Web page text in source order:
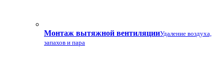
Монтаж вытяжной вентиляцииУдаление воздуха,
запахов и пара